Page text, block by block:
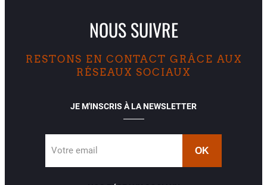
NOUS SUIVRE
RESTONS EN CONTACT GRÂCE AUX
RÉSEAUX SOCIAUX
JE M'INSCRIS À LA NEWSLETTER
Votre email